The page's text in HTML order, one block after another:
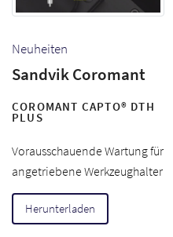
Neuheiten
Sandvik Coromant
COROMANT CAPTO® DTH
PLUS
Vorausschauende Wartung für
angetriebene Werkzeughalter
Herunterladen